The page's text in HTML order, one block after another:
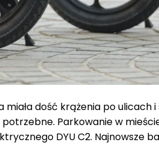
miała dość krążenia po
potrzebne. Parkowanie w
DYU C2. Najnowsze